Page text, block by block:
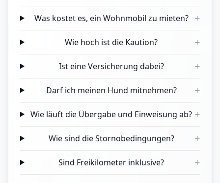
Was kostet es, ein Wohnmobil zu mieten? +
Wie hoch ist die Kaution? +
Ist eine Versicherung dabei? +
Darf ich meinen Hund mitnehmen? +
Wie läuft die Übergabe und Einweisung ab? +
Wie sind die Stornobedingungen? +
Sind Freikilometer inklusive? +